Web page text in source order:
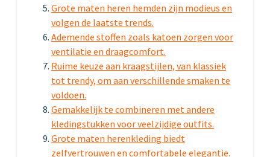
Grote maten heren hemden zijn modieus en
volgen de laatste trends.
Ademende stoffen zoals katoen zorgen voor
ventilatie en draagcomfort.
Ruime keuze aan kraagstijlen, van klassiek
tot trendy, om aan verschillende smaken te
voldoen.
Gemakkelijk te combineren met andere
kledingstukken voor veelzijdige outfits.
Grote maten herenkleding biedt
zelfvertrouwen en comfortabele elegantie.